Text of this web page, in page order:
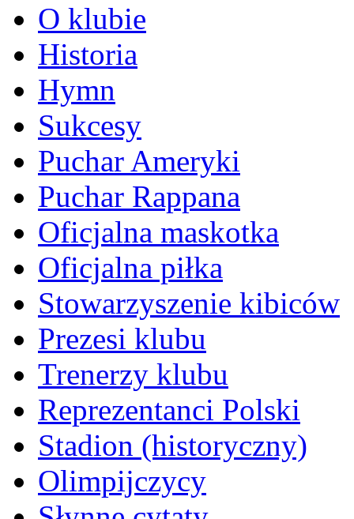
O klubie
Historia
Hymn
Sukcesy
Puchar Ameryki
Puchar Rappana
Oficjalna maskotka
Oficjalna piłka
Stowarzyszenie kibiców
Prezesi klubu
Trenerzy klubu
Reprezentanci Polski
Stadion (historyczny)
Olimpijczycy